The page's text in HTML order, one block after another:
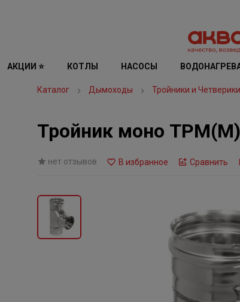
АКЦИИ ⭐ КОТЛЫ НАСОСЫ
Каталог Дымоходы Тройники и Четверики
Тройник моно
нет отзывов В избранное Сравнить